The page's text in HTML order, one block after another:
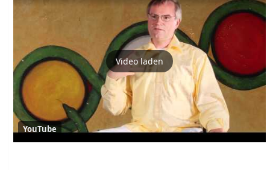
Video laden
YouTube